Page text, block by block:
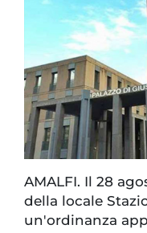
AMALFI. Il 28
della locale
un'ordinanza